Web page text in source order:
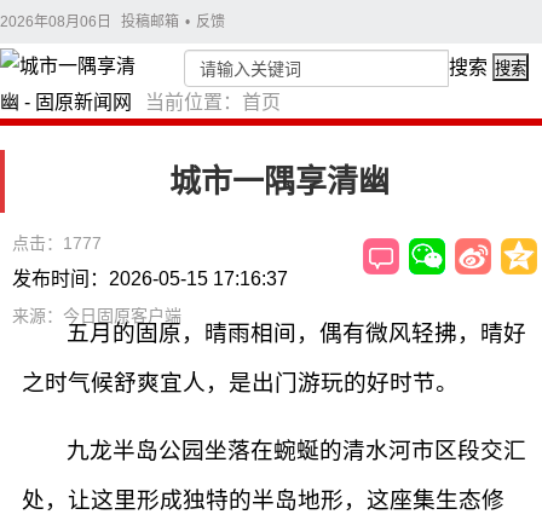
2026年08月06日 投稿邮箱 • 反馈
当前位置： 首页
搜索 搜索
城市一隅享清幽
点击：1777
发布时间：2026-05-15 17:16:37
来源：今日固原客户端
五月的固原，晴雨相间，偶有微风轻拂，晴好
之时气候舒爽宜人，是出门游玩的好时节。
九龙半岛公园坐落在蜿蜒的清水河市区段交汇
处，让这里形成独特的半岛地形，这座集生态修